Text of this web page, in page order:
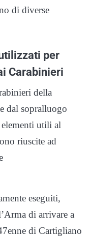
di diverse
per
Carabinieri
della
dal sopralluogo
elementi utili al
riuscite ad
eseguiti,
di arrivare a
di Cartigliano